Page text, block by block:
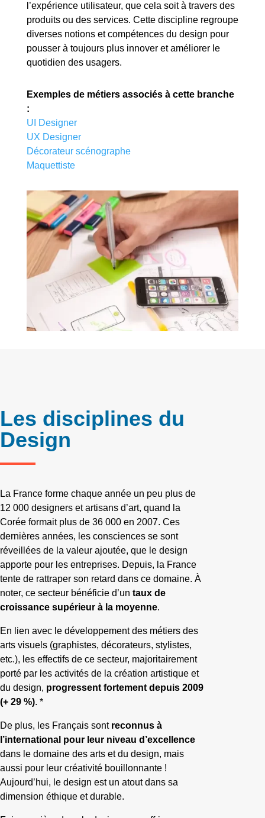
l’expérience utilisateur, que cela soit à travers des
produits ou des services. Cette discipline regroupe
diverses notions et compétences du design pour
pousser à toujours plus innover et améliorer le
quotidien des usagers.
Exemples de métiers associés à cette branche
:
UI Designer
UX Designer
Décorateur scénographe
Maquettiste
Les disciplines du
Design
La France forme chaque année un peu plus de
12 000 designers et artisans d’art, quand la
Corée formait plus de 36 000 en 2007. Ces
dernières années, les consciences se sont
réveillées de la valeur ajoutée, que le design
apporte pour les entreprises. Depuis, la France
tente de rattraper son retard dans ce domaine. À
noter, ce secteur bénéficie d’un taux de
croissance supérieur à la moyenne.
En lien avec le développement des métiers des
arts visuels (graphistes, décorateurs, stylistes,
etc.), les effectifs de ce secteur, majoritairement
porté par les activités de la création artistique et
du design, progressent fortement depuis 2009
(+ 29 %). *
De plus, les Français sont reconnus à
l’international pour leur niveau d’excellence
dans le domaine des arts et du design, mais
aussi pour leur créativité bouillonnante !
Aujourd’hui, le design est un atout dans sa
dimension éthique et durable.